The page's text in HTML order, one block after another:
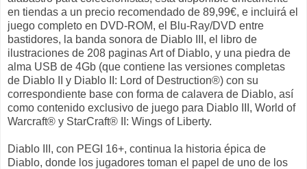
en tiendas a un precio recomendado de 89,99€, e incluirá el
juego completo en DVD-ROM, el Blu-Ray/DVD entre
bastidores, la banda sonora de Diablo III, el libro de
ilustraciones de 208 paginas Art of Diablo, y una piedra de
alma USB de 4Gb (que contiene las versiones completas
de Diablo II y Diablo II: Lord of Destruction®) con su
correspondiente base con forma de calavera de Diablo, así
como contenido exclusivo de juego para Diablo III, World of
Warcraft® y StarCraft® II: Wings of Liberty.
Diablo III, con PEGI 16+, continua la historia épica de
Diablo, donde los jugadores toman el papel de uno de los